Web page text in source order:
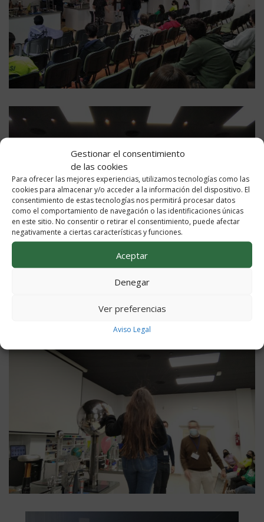
Gestionar el consentimiento
de las cookies
Para ofrecer las mejores experiencias, utilizamos tecnologías como las
cookies para almacenar y/o acceder a la información del dispositivo. El
consentimiento de estas tecnologías nos permitirá procesar datos
como el comportamiento de navegación o las identificaciones únicas
en este sitio. No consentir o retirar el consentimiento, puede afectar
negativamente a ciertas características y funciones.
Aceptar
Denegar
Ver preferencias
Aviso Legal